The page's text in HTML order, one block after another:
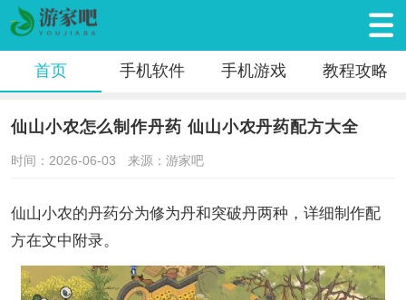
首页 手机软件 手机游戏 教程攻略
仙山小农怎么制作丹药 仙山小农丹药配方大全
时间：2026-06-03 来源：游家吧
仙山小农的丹药分为修为丹和突破丹两种，详细制作配
方在文中附录。